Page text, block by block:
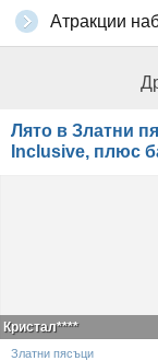
Атракции
Лято в Златни
Inclusive, плюс
Кристал****
Златни пясъци